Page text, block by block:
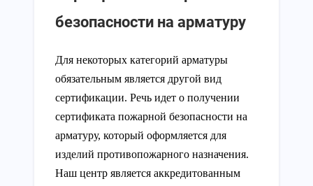
безопасности на арматуру
Для некоторых категорий арматуры
обязательным является другой вид
сертификации. Речь идет о получении
сертификата пожарной безопасности на
арматуру, который оформляется для
изделий противопожарного назначения.
Наш центр является аккредитованным